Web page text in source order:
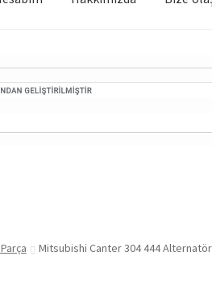
Mitsubishi Canter 304 444